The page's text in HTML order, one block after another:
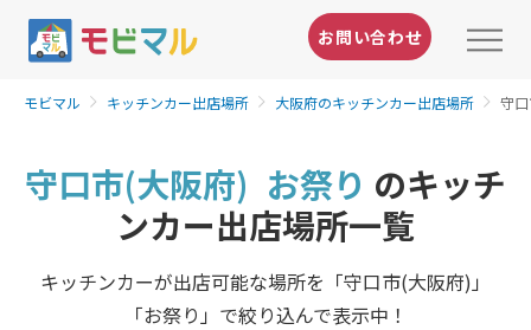
お問い合わせ
モビマル キッチンカー出店場所 大阪府のキッチンカー出店場所 守
守口市(大阪府) お祭り のキッチ
ンカー出店場所一覧
キッチンカーが出店可能な場所を「守口市(大阪府)」
「お祭り」で絞り込んで表示中！